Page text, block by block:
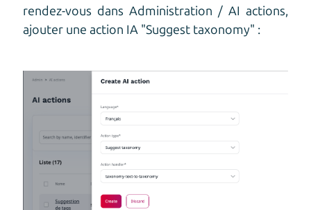
rendez-vous dans Administration / AI actions,
ajouter une action IA "Suggest taxonomy" :